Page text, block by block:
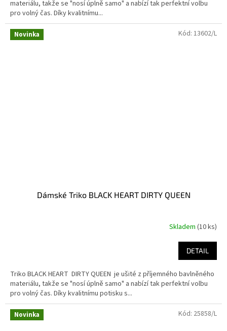
materiálu, takže se "nosí úplně samo" a nabízí tak perfektní volbu
pro volný čas. Díky kvalitnímu...
Novinka
Dámské Triko BLACK HEART DIRTY QUEEN
Skladem (10 ks)
DETAIL
Triko BLACK HEART DIRTY QUEEN je ušité z příjemného bavlněného
materiálu, takže se "nosí úplně samo" a nabízí tak perfektní volbu
pro volný čas. Díky kvalitnímu potisku s...
Kód: 13602/L
Novinka Kód: 25858/L